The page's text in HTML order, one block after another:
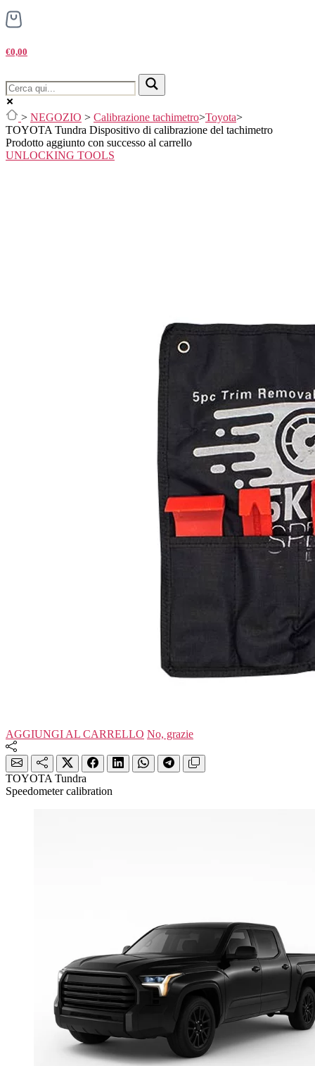
€0,00
> NEGOZIO > Calibrazione tachimetro>Toyota>
TOYOTA Tundra Dispositivo di calibrazione del tachimetro
Prodotto aggiunto con successo al carrello
UNLOCKING TOOLS
AGGIUNGI AL CARRELLO No, grazie
TOYOTA Tundra
Speedometer calibration